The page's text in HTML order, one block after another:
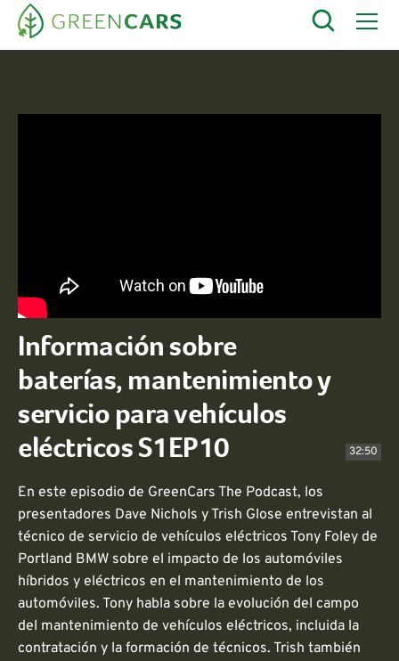
Información sobre
baterías, mantenimiento y
servicio para vehículos
eléctricos S1EP10
32:50
En este episodio de GreenCars The Podcast, los
presentadores Dave Nichols y Trish Glose entrevistan al
técnico de servicio de vehículos eléctricos Tony Foley de
Portland BMW sobre el impacto de los automóviles
híbridos y eléctricos en el mantenimiento de los
automóviles. Tony habla sobre la evolución del campo
del mantenimiento de vehículos eléctricos, incluida la
contratación y la formación de técnicos. Trish también